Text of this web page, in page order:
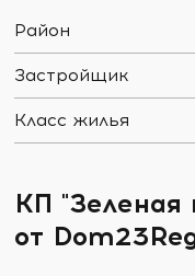
Район
Застройщик
Класс жилья
КП "Зеленая
от